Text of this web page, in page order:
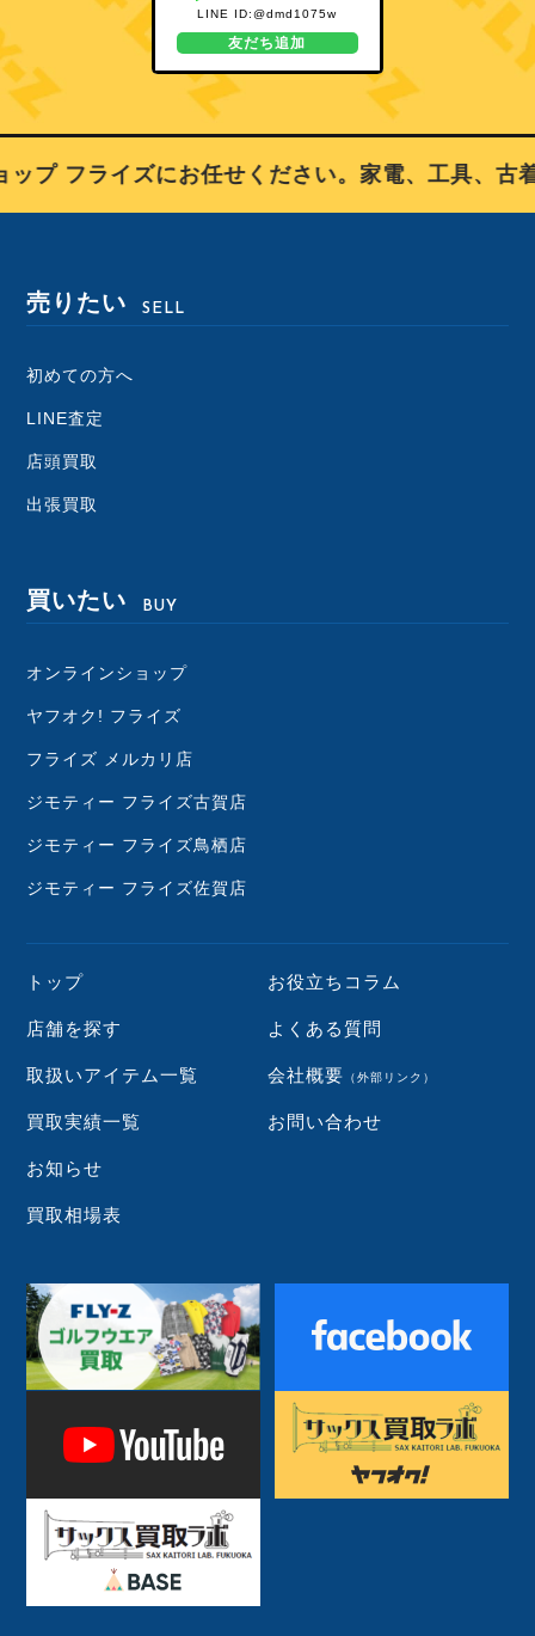
LINE ID:@dmd1075w
友だち追加
フライズにお任せください。家電、工具、古着
売りたい SELL
初めての方へ
LINE査定
店頭買取
出張買取
買いたい BUY
オンラインショップ
ヤフオク! フライズ
フライズ メルカリ店
ジモティー フライズ古賀店
ジモティー フライズ鳥栖店
ジモティー フライズ佐賀店
トップ
店舗を探す
取扱いアイテム一覧
買取実績一覧
お知らせ
買取相場表
お役立ちコラム
よくある質問
会社概要 （外部リンク）
お問い合わせ